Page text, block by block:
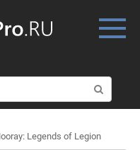
Legends of Legion